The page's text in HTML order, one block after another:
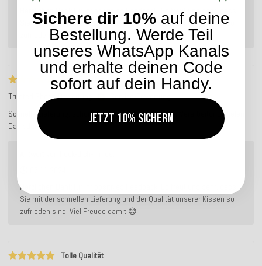
Herzlichen Dank für Ihr positives Feedback! Es freut uns sehr, dass
Sie mit der schnellen Lieferung und der Qualität unserer Kissen so
zufrieden sind. Viel Freude damit!😊
Tolle Qualität
Trusted Shops Bewertung
Service-Bewertung
Schnelle Lieferung, schöne Farben, gute Qualität der Verarbeitung. Vielen
Dank dafür!
Herzlichen Dank für Ihr positives Feedback! Es freut uns sehr, dass
Sie mit der schnellen Lieferung und der Qualität unserer Kissen so
zufrieden sind. Viel Freude damit!😊
Tolle Qualität
Sichere dir 10% auf deine
Bestellung. Werde Teil
unseres WhatsApp Kanals
und erhalte deinen Code
sofort auf dein Handy.
Jetzt 10% sichern